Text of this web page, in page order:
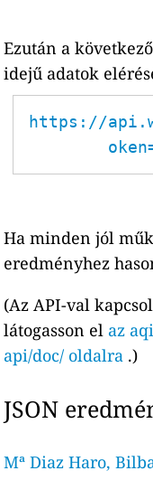
Ezután a
idejű adatok
https://
Ha minden jól
eredményhez
(Az API-val
látogasson el az
api/doc/ oldalra .)
JSON
Mª Diaz Haro,